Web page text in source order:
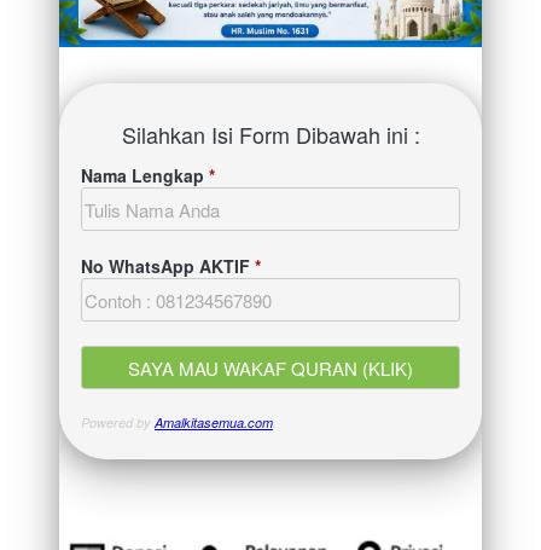
Silahkan Isi Form Dibawah ini :
Nama Lengkap *
No WhatsApp AKTIF *
Powered byAmalkitasemua.com.